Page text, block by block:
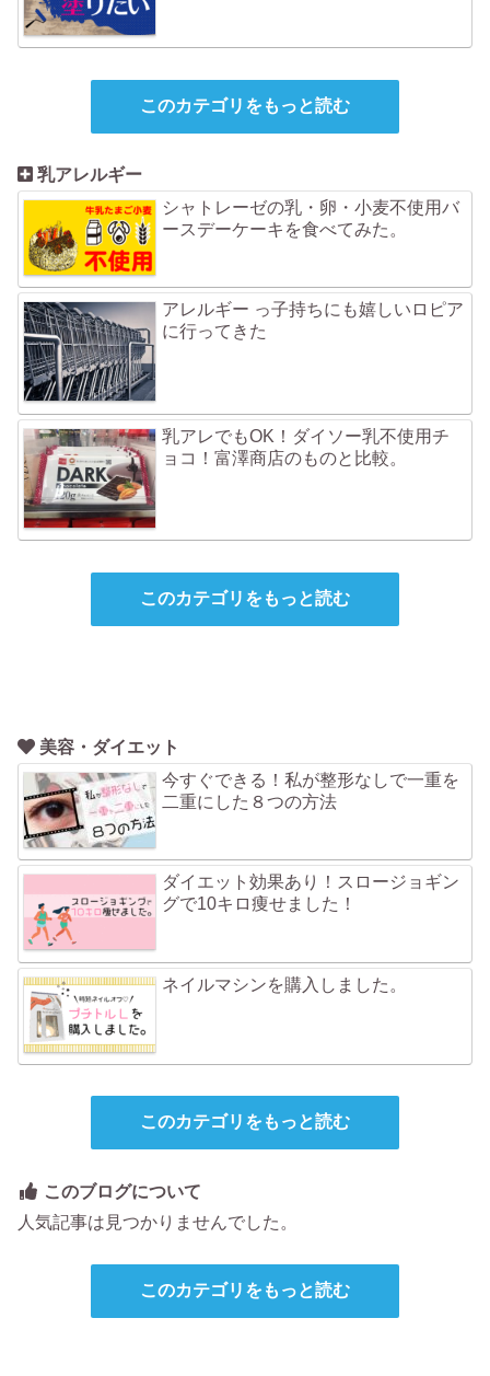
このカテゴリをもっと読む
乳アレルギー
シャトレーゼの乳・卵・小麦不使用バ
ースデーケーキを食べてみた。
アレルギー っ子持ちにも嬉しいロピア
に行ってきた
乳アレでもOK！ダイソー乳不使用チ
ョコ！富澤商店のものと比較。
このカテゴリをもっと読む
美容・ダイエット
今すぐできる！私が整形なしで一重を
二重にした８つの方法
ダイエット効果あり！スロージョギン
グで10キロ痩せました！
ネイルマシンを購入しました。
このカテゴリをもっと読む
このブログについて
人気記事は見つかりませんでした。
このカテゴリをもっと読む